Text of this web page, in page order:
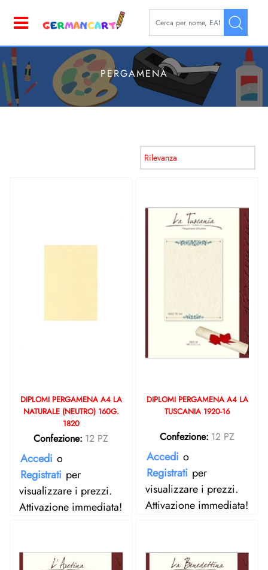
La modifica di un filtro
PERGAMENA
DIPLOMI PERGAMENA A4 LA
NATURALE (NEUTRO) 160G.
1820
Confezione: 12 PZ
Accedi o
Registrati per
visualizzare i prezzi.
Attivazione immediata!
DIPLOMI PERGAMENA A4 LA
TUSCANIA 1920-16
Confezione: 12 PZ
Accedi o
Registrati per
visualizzare i prezzi.
Attivazione immediata!